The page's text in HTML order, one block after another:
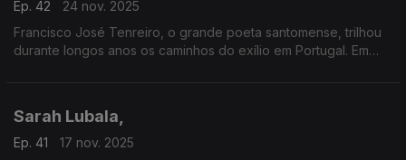
Ep. 42
24 nov. 2025
Francisco José Tenreiro, o grande poeta santomense, trilhou
durante longos anos os caminhos do exílio em Portugal. Em
Sarah Lubala,
Ep. 41
17 nov. 2025